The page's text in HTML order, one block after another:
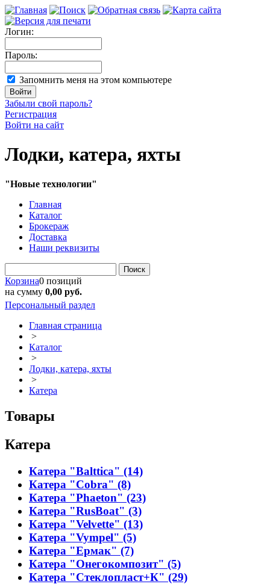
Логин:
Пароль:
Запомнить меня на этом компьютере
Забыли свой пароль?
Регистрация
Войти на сайт
Лодки, катера, яхты
"Новые технологии"
Главная
Каталог
Брокераж
Доставка
Наши реквизиты
Поиск
Корзина0 позиций
на сумму 0,00 руб.
Персональный раздел
Главная страница
>
Каталог
>
Лодки, катера, яхты
>
Катера
Товары
Катера
Катера "Balttica" (14)
Катера "Cobra" (8)
Катера "Phaeton" (23)
Катера "RusBoat" (3)
Катера "Velvette" (13)
Катера "Vympel" (5)
Катера "Ермак" (7)
Катера "Онегокомпозит" (5)
Катера "Стеклопласт+К" (29)